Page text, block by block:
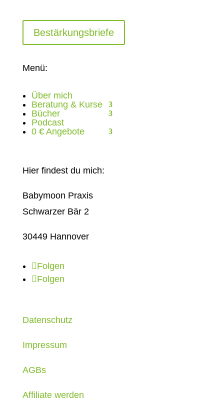
Bestärkungsbriefe
Menü:
Über mich
Beratung & Kurse
Bücher
Podcast
0 € Angebote
Hier findest du mich:
Babymoon Praxis
Schwarzer Bär 2
30449 Hannover
Folgen
Folgen
Datenschutz
Impressum
AGBs
Affiliate werden